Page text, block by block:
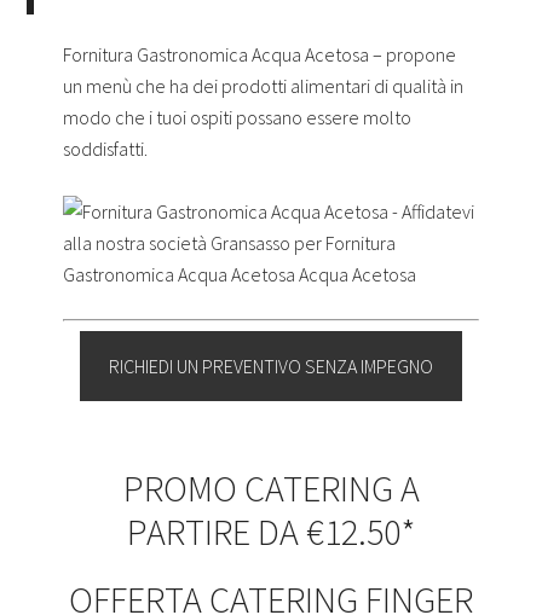
Fornitura Gastronomica Acqua Acetosa – propone
un menù che ha dei prodotti alimentari di qualità in
modo che i tuoi ospiti possano essere molto
soddisfatti.
RICHIEDI UN PREVENTIVO SENZA IMPEGNO
PROMO CATERING A
PARTIRE DA €12.50*
OFFERTA CATERING FINGER